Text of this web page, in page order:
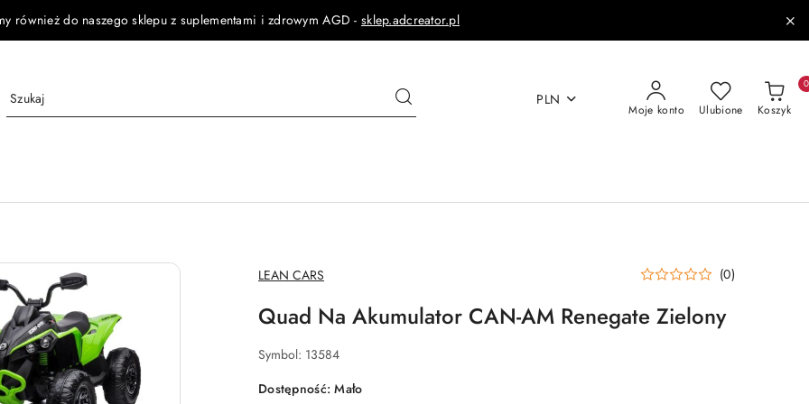
również do naszego sklepu z suplementami i zdrowym AGD - sklep.adcreator.pl
PLN
Moje konto Ulubione Koszyk
0
NAZWA
PRODUCENTA:
LEAN CARS (0)
Quad Na Akumulator CAN-AM Renegate Zielony
Symbol: 13584
Dostępność:Mało